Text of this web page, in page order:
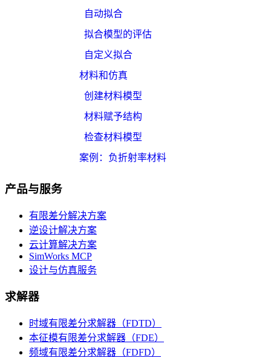
自动拟合
拟合模型的评估
自定义拟合
材料和仿真
创建材料模型
材料赋予结构
检查材料模型
案例：负折射率材料
产品与服务
有限差分解决方案
逆设计解决方案
云计算解决方案
SimWorks MCP
设计与仿真服务
求解器
时域有限差分求解器（FDTD）
本征模有限差分求解器（FDE）
频域有限差分求解器（FDFD）